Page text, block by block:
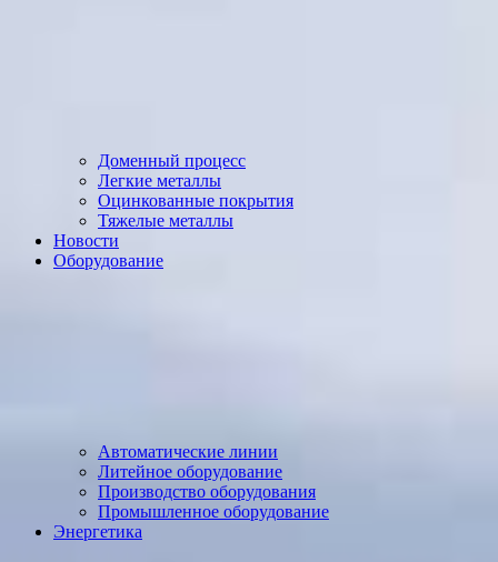
Доменный процесс
Легкие металлы
Оцинкованные покрытия
Тяжелые металлы
Новости
Оборудование
Автоматические линии
Литейное оборудование
Производство оборудования
Промышленное оборудование
Энергетика